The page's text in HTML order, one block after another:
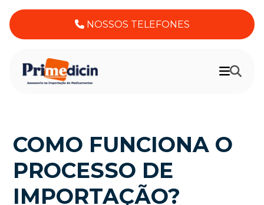
NOSSOS TELEFONES
COMO FUNCIONA O
PROCESSO DE
IMPORTAÇÃO?